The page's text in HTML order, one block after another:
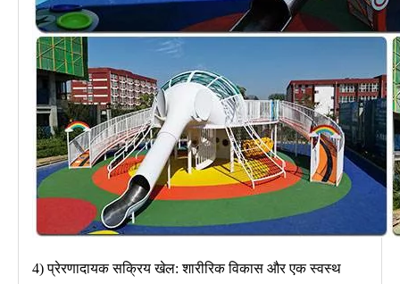
4) प्रेरणादायक सक्रिय खेल: शारीरिक विकास और एक स्वस्थ